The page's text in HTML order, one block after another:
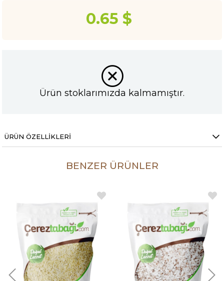
0.65 $
Ürün stoklarımızda kalmamıştır.
ÜRÜN ÖZELLIKLERI
BENZER ÜRÜNLER